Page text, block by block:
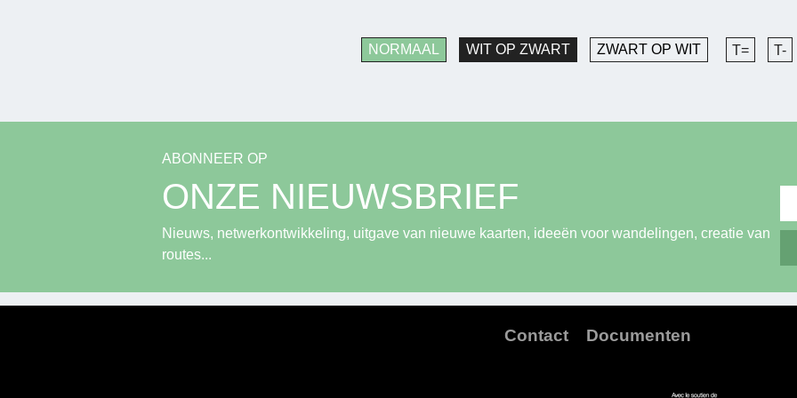
NORMAAL WIT OP ZWART ZWART OP WIT T= T-
ABONNEER OP
ONZE NIEUWSBRIEF
Nieuws, netwerkontwikkeling, uitgave van nieuwe kaarten, ideeën voor wandelingen, creatie van
routes...
Contact Documenten